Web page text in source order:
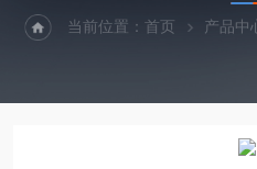
当前位置：首页 产品中